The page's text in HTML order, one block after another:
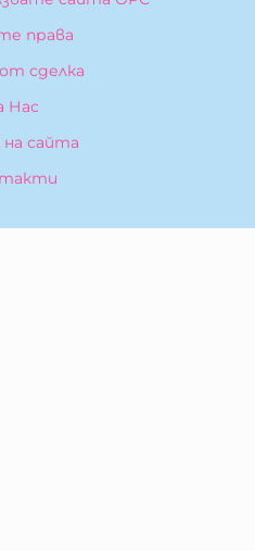
права
сделка
Нас
сайта